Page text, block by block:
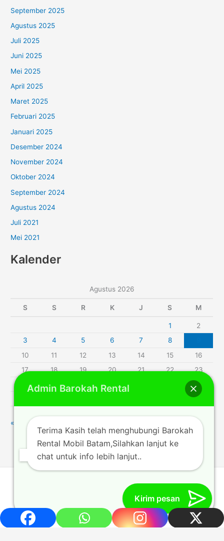
September 2025
Agustus 2025
Juli 2025
Juni 2025
Mei 2025
April 2025
Maret 2025
Februari 2025
Januari 2025
Desember 2024
November 2024
Oktober 2024
September 2024
Agustus 2024
Juli 2021
Mei 2021
Kalender
Agustus 2026
S S R K J S M
1
2
3
4 5 6 7 8
10
11 12 13 14 15
16
17
18 19 20 21 22
23
24
25 26
30
« Jul
Rentalmobilbatam212.com © 2014 | Powered by [Barokah
Trans_author]
Admin Barokah Rental
Terima Kasih telah menghubungi Barokah
Rental Mobil Batam,Silahkan lanjut ke
chat untuk info lebih lanjut..
Kirim pesan